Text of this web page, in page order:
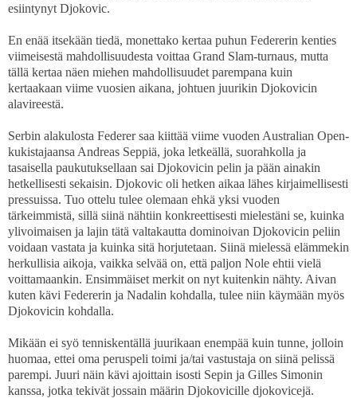
esiintynyt Djokovic.
En enää itsekään tiedä, monettako kertaa puhun Federerin kenties
viimeisestä mahdollisuudesta voittaa Grand Slam-turnaus, mutta
tällä kertaa näen miehen mahdollisuudet parempana kuin
kertaakaan viime vuosien aikana, johtuen juurikin Djokovicin
alavireestä.
Serbin alakulosta Federer saa kiittää viime vuoden Australian Open-
kukistajaansa Andreas Seppiä, joka letkeällä, suorahkolla ja
tasaisella paukutuksellaan sai Djokovicin pelin ja pään ainakin
hetkellisesti sekaisin. Djokovic oli hetken aikaa lähes kirjaimellisesti
pressuissa. Tuo ottelu tulee olemaan ehkä yksi vuoden
tärkeimmistä, sillä siinä nähtiin konkreettisesti mielestäni se, kuinka
ylivoimaisen ja lajin tätä valtakautta dominoivan Djokovicin peliin
voidaan vastata ja kuinka sitä horjutetaan. Siinä mielessä elämmekin
herkullisia aikoja, vaikka selvää on, että paljon Nole ehtii vielä
voittamaankin. Ensimmäiset merkit on nyt kuitenkin nähty. Aivan
kuten kävi Federerin ja Nadalin kohdalla, tulee niin käymään myös
Djokovicin kohdalla.
Mikään ei syö tenniskentällä juurikaan enempää kuin tunne, jolloin
huomaa, ettei oma peruspeli toimi ja/tai vastustaja on siinä pelissä
parempi. Juuri näin kävi ajoittain isosti Sepin ja Gilles Simonin
kanssa, jotka tekivät jossain määrin Djokovicille djokovicejä.